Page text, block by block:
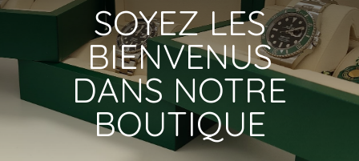
SOYEZ LES
BIENVENUS
DANS NOTRE
BOUTIQUE